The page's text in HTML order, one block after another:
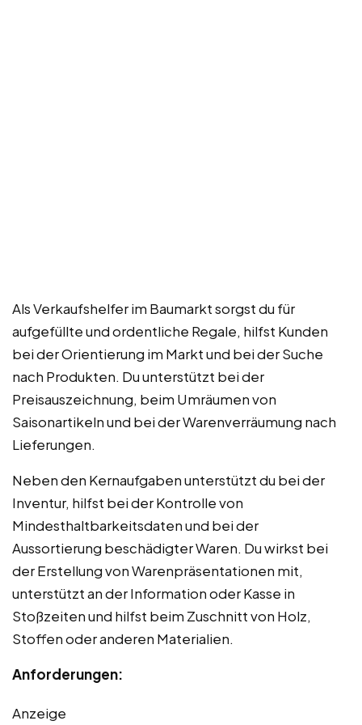
Als Verkaufshelfer im Baumarkt sorgst du für
aufgefüllte und ordentliche Regale, hilfst Kunden
bei der Orientierung im Markt und bei der Suche
nach Produkten. Du unterstützt bei der
Preisauszeichnung, beim Umräumen von
Saisonartikeln und bei der Warenverräumung nach
Lieferungen.
Neben den Kernaufgaben unterstützt du bei der
Inventur, hilfst bei der Kontrolle von
Mindesthaltbarkeitsdaten und bei der
Aussortierung beschädigter Waren. Du wirkst bei
der Erstellung von Warenpräsentationen mit,
unterstützt an der Information oder Kasse in
Stoßzeiten und hilfst beim Zuschnitt von Holz,
Stoffen oder anderen Materialien.
Anforderungen:
Anzeige